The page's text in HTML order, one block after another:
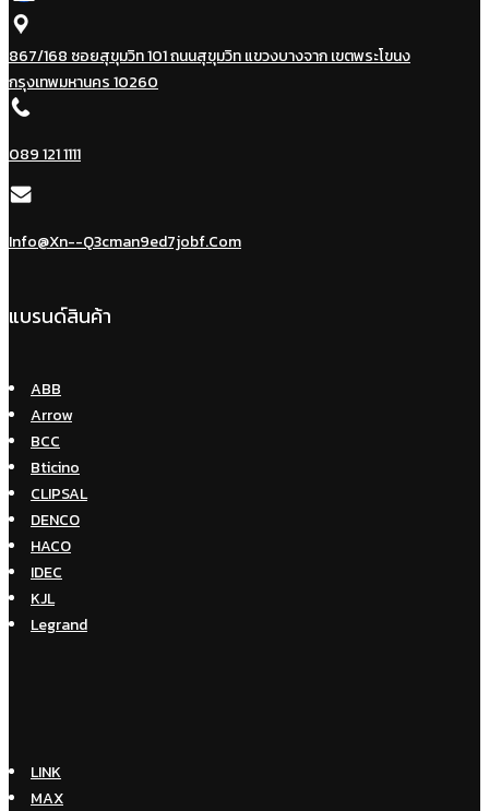
867/168 ซอยสุขุมวิท 101 ถนนสุขุมวิท แขวงบางจาก เขตพระโขนง
กรุงเทพมหานคร 10260
089 121 1111
Info@xn--q3cman9ed7jobf.com
แบรนด์สินค้า
ABB
Arrow
BCC
Bticino
CLIPSAL
DENCO
HACO
IDEC
KJL
Legrand
LINK
MAX